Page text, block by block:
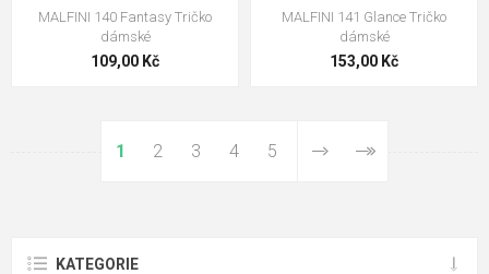
MALFINI 140 Fantasy Tričko
dámské
109,00 Kč
MALFINI 141 Glance Tričko
dámské
153,00 Kč
1 2 3 4 5
KATEGORIE